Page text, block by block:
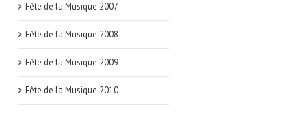
Fête de la Musique 2007
Fête de la Musique 2008
Fête de la Musique 2009
Fête de la Musique 2010